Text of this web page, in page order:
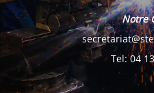
Notre
Tel: 04